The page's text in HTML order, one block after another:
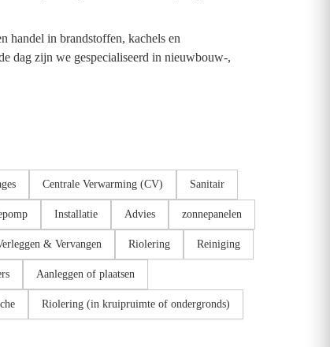
handel in brandstoffen, kachels en
dag zijn we gespecialiseerd in nieuwbouw-,
Centrale Verwarming (CV) Sanitair
Installatie Advies zonnepanelen
& Vervangen Riolering Reiniging
Aanleggen of plaatsen
Riolering (in kruipruimte of ondergronds)